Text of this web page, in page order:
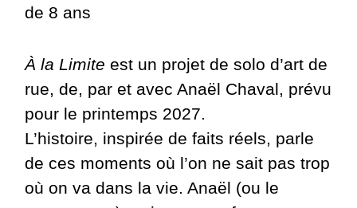
de 8 ans
À la Limite est un projet de solo d’art de
rue, de, par et avec Anaël Chaval, prévu
pour le printemps 2027.
L’histoire, inspirée de faits réels, parle
de ces moments où l’on ne sait pas trop
où on va dans la vie. Anaël (ou le